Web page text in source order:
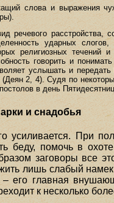
слова и выражения
речевого расстройства,
ударных
религиозных
говорить и
услышать и
2, 4). Судя по
в день
и снадобья
усиливается. При
беду, помочь в
заговоры все
лишь слабый
– его главная
к несколько